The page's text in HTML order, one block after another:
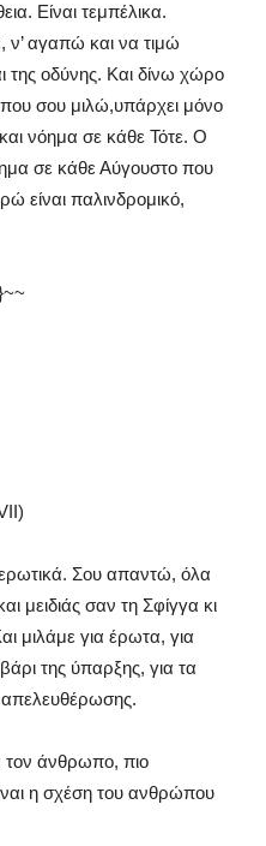
Είναι τεμπέλικα.
αγαπώ και να τιμώ
της οδύνης. Και δίνω χώρο
σου μιλώ,υπάρχει μόνο
νόημα σε κάθε Τότε. Ο
σε κάθε Αύγουστο που
είναι παλινδρομικό,
Σου απαντώ, όλα
μειδιάς σαν τη Σφίγγα κι
μιλάμε για έρωτα, για
της ύπαρξης, για τα
απελευθέρωσης.
τον άνθρωπο, πιο
η σχέση του ανθρώπου